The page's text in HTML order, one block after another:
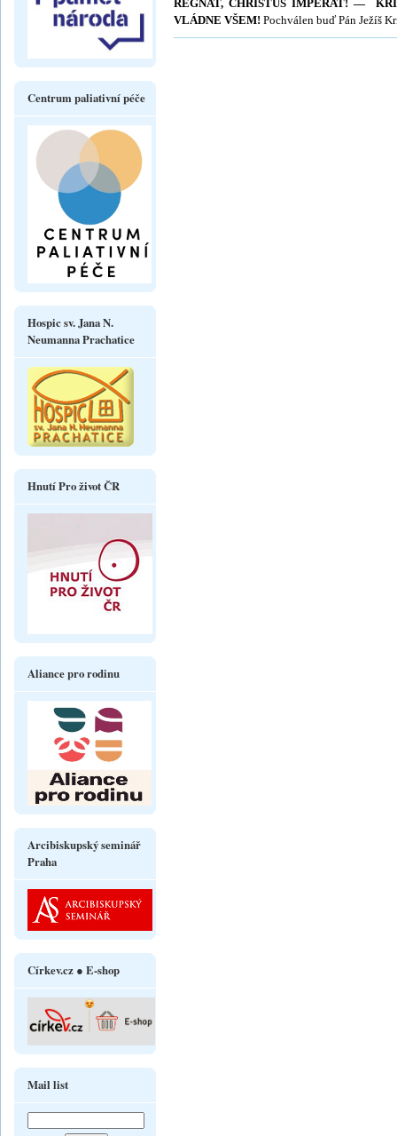
REGNAT, CHRIS­TUS IMPERAT! —
VLÁDNE VŠEM! Pochválen buď Pán Ježíš
Centrum paliativní péče
Hospic sv. Jana N.
Neumanna Prachatice
Hnutí Pro život ČR
Aliance pro rodinu
Arcibiskupský seminář
Praha
Církev.cz ● E-shop
Mail list